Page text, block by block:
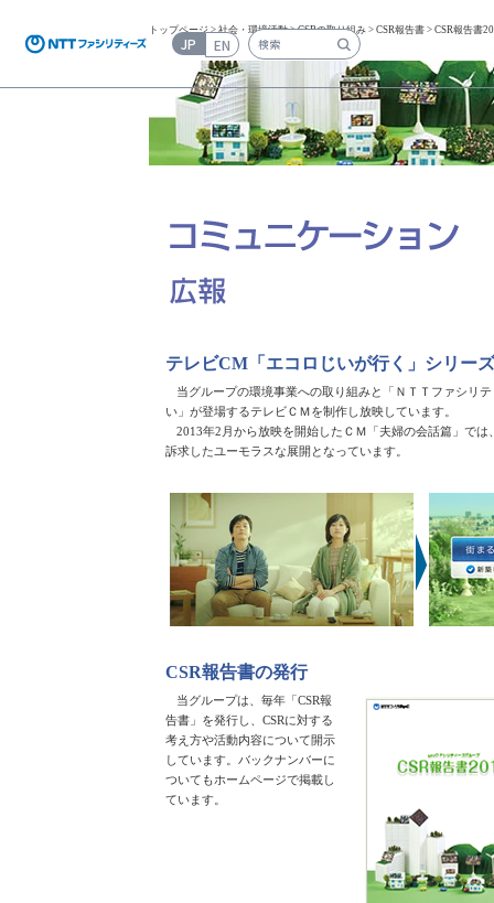
JP EN 検索キーワード入力
トップページ>社会・環境活動>CSRの取り組み > CSR報告書 > CSR報告書
テレビCM「エコロじいが行く」シリーズ
当グループの環境事業への取り組みと「ＮＴＴファシリ
い」が登場するテレビＣＭを制作し放映しています。
2013年2月から放映を開始したＣＭ「夫婦の会話篇」で
訴求したユーモラスな展開となっています。
CSR報告書の発行
当グループは、毎年「CSR報
告書」を発行し、CSRに対する
考え方や活動内容について開示
しています。バックナンバーに
ついてもホームページで掲載し
ています。